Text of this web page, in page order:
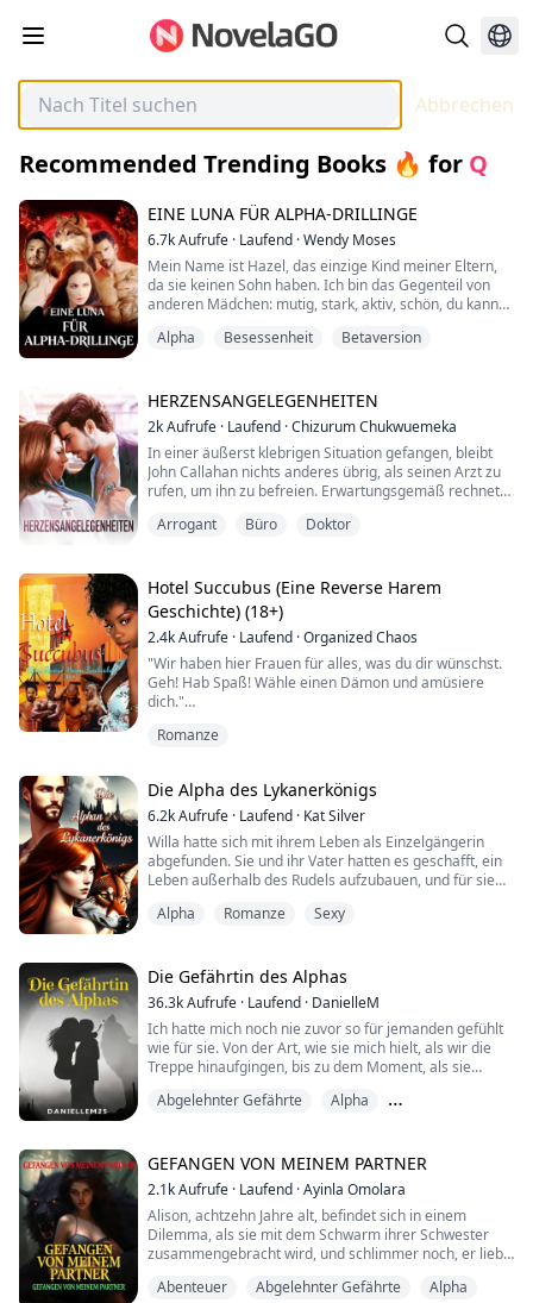
Abbrechen
Recommended Trending Books 🔥 for Q
EINE LUNA FÜR ALPHA-DRILLINGE
6.7kAufrufe · Laufend ·Wendy Moses
Mein Name ist Hazel, das einzige Kind meiner Eltern,
da sie keinen Sohn haben. Ich bin das Gegenteil von
anderen Mädchen: mutig, stark, aktiv, schön, du kannst
der Alpha-Drillinge bin. Noch beängstigender ist, dass
ich anscheinend eine verborgene, mysteriöse Kraft
besitze und e...
Alpha Besessenheit Betaversion
HERZENSANGELEGENHEITEN
2kAufrufe · Laufend ·Chizurum Chukwuemeka
In einer äußerst klebrigen Situation gefangen, bleibt
John Callahan nichts anderes übrig, als seinen Arzt zu
rufen, um ihn zu befreien. Erwartungsgemäß rechnet
Haar in der Mitte fehlt. Doch John ist verblüfft, als eine
Belinda starrt auf ihren ersten Notfall, seit sie
eingestellt wurde, und sie hätt...
Arrogant Büro Doktor
Hotel Succubus (Eine Reverse Harem
Geschichte) (18+)
2.4kAufrufe · Laufend ·Organized Chaos
"Wir haben hier Frauen für alles, was du dir wünschst.
Geh! Hab Spaß! Wähle einen Dämon und amüsiere
dich."
"Was, wenn ich stattdessen den Teufel will?" Er sah, wie
"Du bist ziemlich hartnäckig, nicht wahr?" Er lächelte.
"Nur, wenn ich etwas sehe, das ich wirklich will."
Ihre Lippen öffneten sich erneut, diesmal aus leichter
Überraschun...
Romanze
Die Alpha des Lykanerkönigs
6.2kAufrufe · Laufend · Kat Silver
Willa hatte sich mit ihrem Leben als Einzelgängerin
abgefunden. Sie und ihr Vater hatten es geschafft, ein
Leben außerhalb des Rudels aufzubauen, und für sie
Gerechtigkeit. Sie war fest entschlossen, die Identität
steckte. Doch sie war nicht darauf vorber...
Alpha Romanze Sexy
Die Gefährtin des Alphas
36.3kAufrufe · Laufend · DanielleM
Ich hatte mich noch nie zuvor so für jemanden gefühlt
wie für sie. Von der Art, wie sie mich hielt, als wir die
Treppe hinaufgingen, bis zu dem Moment, als sie
einziger Augenblick in meinem Gedächtnis verloren.
maßgeschneidert. Wenn sie mic...
Abgelehnter Gefährte
Alpha
GEFANGEN VON MEINEM PARTNER
2.1kAufrufe · Laufend ·Ayinla Omolara
Alison, achtzehn Jahre alt, befindet sich in einem
Dilemma, als sie mit dem Schwarm ihrer Schwester
zusammengebracht wird, und schlimmer noch, er liebt
Sie wird von ihrer Familie gehasst und als Feindin
Abenteuer Abgelehnter Gefährte Alpha